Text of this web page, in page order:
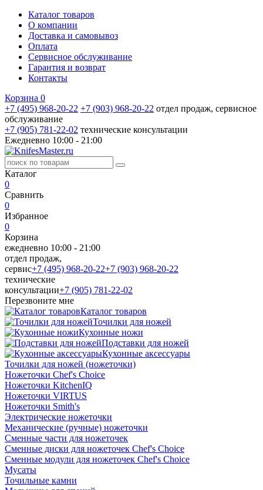
Каталог товаров
О компании
Доставка и самовывоз
Оплата
Сервисное обслуживание
Гарантия и возврат
Контакты
Корзина 0
+7 (495) 968-20-22 +7 (903) 968-20-22 отдел продаж, сервисное
обслуживание
+7 (905) 781‑22‑02 технические консультации
Ежедневно 10:00 - 21:00
Каталог
0
Сравнить
0
Избранное
0
Корзина
ежедневно 10:00 - 21:00
отдел продаж,
сервис+7 (495) 968-20-22+7 (903) 968-20-22
технические
консультации+7 (905) 781‑22‑02
Перезвоните мне
Каталог товаров
Точилки для ножей
Кухонные ножи
Подставки для ножей
Кухонные аксессуары
Точилки для ножей (ножеточки)
Ножеточки Chef's Choice
Ножеточки KitchenIQ
Ножеточки VIRTUS
Ножеточки Smith's
Электрические ножеточки
Механические (ручные) ножеточки
Сменные части для ножеточек
Сменные диски для ножеточек Chef's Choice
Сменные модули для ножеточек Chef's Choice
Мусаты
Точильные камни